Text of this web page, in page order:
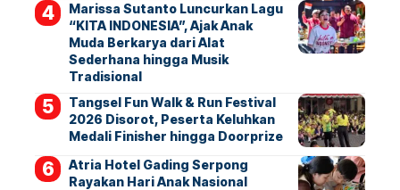
Marissa Sutanto Luncurkan Lagu
“KITA INDONESIA”, Ajak Anak
Muda Berkarya dari Alat
Sederhana hingga Musik
Tradisional
Tangsel Fun Walk & Run Festival
2026 Disorot, Peserta Keluhkan
Medali Finisher hingga Doorprize
Atria Hotel Gading Serpong
Rayakan Hari Anak Nasional